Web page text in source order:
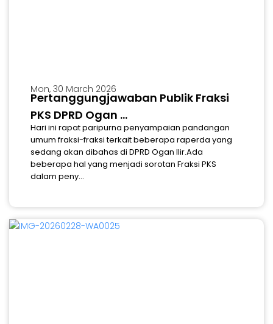
Mon, 30 March 2026
Pertanggungjawaban Publik Fraksi
PKS DPRD Ogan ...
Hari ini rapat paripurna penyampaian pandangan
umum fraksi-fraksi terkait beberapa raperda yang
sedang akan dibahas di DPRD Ogan Ilir.Ada
beberapa hal yang menjadi sorotan Fraksi PKS
dalam peny...